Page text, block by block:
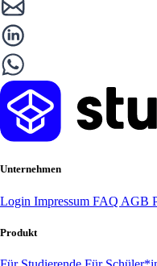
Unternehmen
Login Impressum FAQ AGB
Produkt